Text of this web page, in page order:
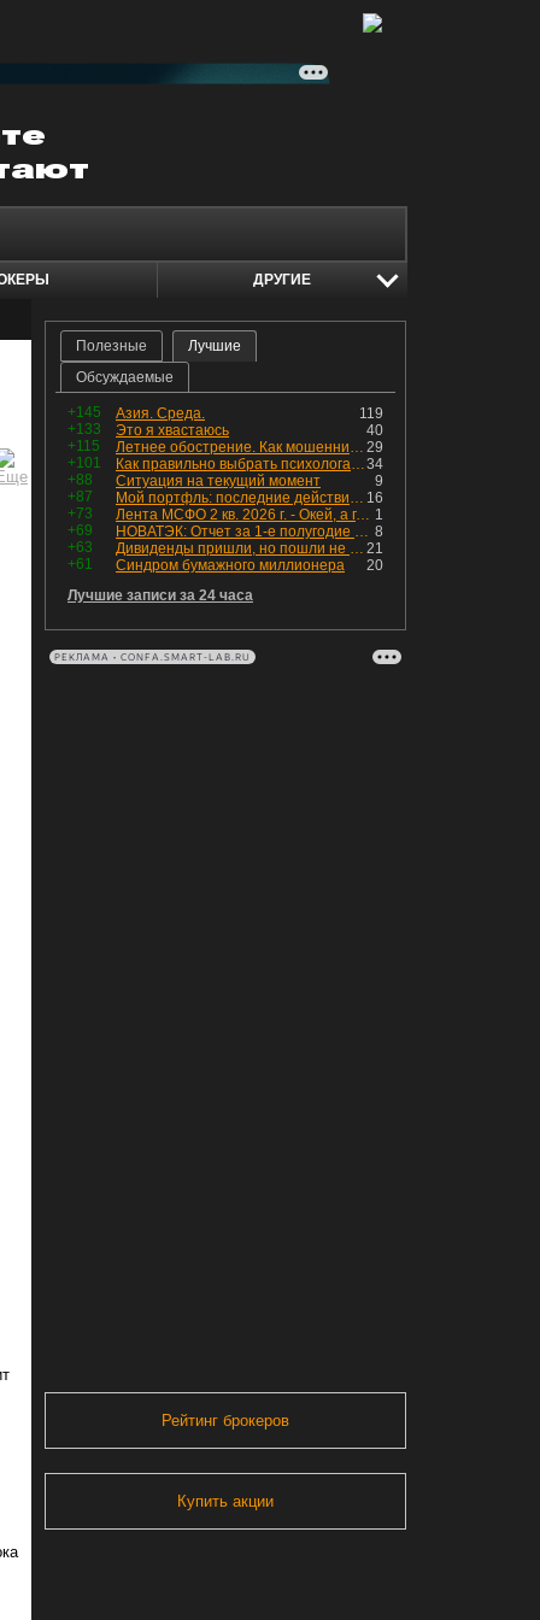
ДРУГИЕ
Полезные
Лучшие
Обсуждаемые
+145 119
Азия. Среда.
+133
40
Это я хвастаюсь
+115
29
Летнее обострение. Как мошенники пытаются подсунуть кнопку "БАБЛО" девушкам
+101
34
Как правильно выбрать психолога. Показания к лечению
+88
9
Ситуация на текущий момент
+87
16
Мой портфль: последние действия и текущая структура. Краткий комментарий по всем позициям
+73
1
Лента МСФО 2 кв. 2026 г. - Окей, а где прибыль?
+69
8
НОВАТЭК: Отчет за 1-е полугодие 2026 - прибыль продолжает падать, но лучшее впереди, если не прилетит
+63
21
Дивиденды пришли, но пошли не туда
+61
20
Синдром бумажного миллионера
Лучшие записи за 24 часа
РЕКЛАМА • CONFA.SMART-LAB.RU
Рейтинг брокеров
Купить акции